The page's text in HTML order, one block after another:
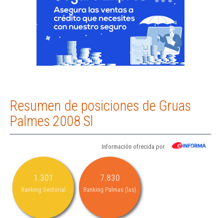
Resumen de posiciones de Gruas
Palmes 2008 Sl
Información ofrecida por
1.301
Ranking Sectorial
7.830
Ranking Palmas (las)